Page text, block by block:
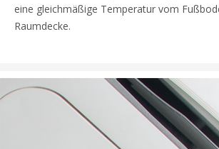
eine gleichmäßige Temperatur vom
Raumdecke.